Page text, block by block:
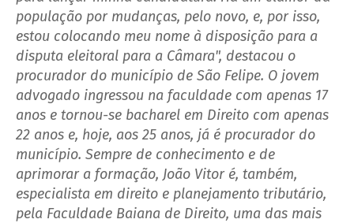
população por mudanças, pelo novo, e, por isso,
estou colocando meu nome à disposição para a
disputa eleitoral para a Câmara", destacou o
procurador do município de São Felipe. O jovem
advogado ingressou na faculdade com apenas 17
anos e tornou-se bacharel em Direito com apenas
22 anos e, hoje, aos 25 anos, já é procurador do
município. Sempre de conhecimento e de
aprimorar a formação, João Vitor é, também,
especialista em direito e planejamento tributário,
pela Faculdade Baiana de Direito, uma das mais